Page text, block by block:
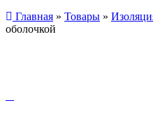
Главная » Товары »
оболочкой